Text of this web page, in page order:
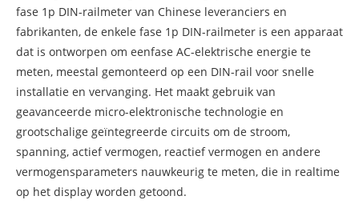
fase 1p DIN-railmeter van Chinese leveranciers en
fabrikanten, de enkele fase 1p DIN-railmeter is een apparaat
dat is ontworpen om eenfase AC-elektrische energie te
meten, meestal gemonteerd op een DIN-rail voor snelle
installatie en vervanging. Het maakt gebruik van
geavanceerde micro-elektronische technologie en
grootschalige geïntegreerde circuits om de stroom,
spanning, actief vermogen, reactief vermogen en andere
vermogensparameters nauwkeurig te meten, die in realtime
op het display worden getoond.